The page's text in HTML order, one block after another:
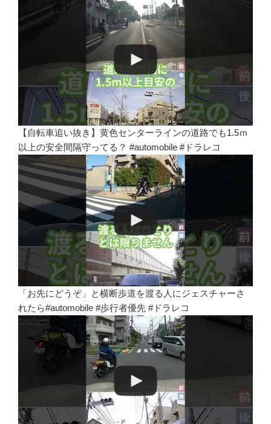
【自転車追い抜き】黄色センターラインの道路でも1.5ｍ
以上の安全間隔守ってる？ #automobile #ドラレコ
「お先にどうぞ」と横断歩道を渡る人にジェスチャーさ
れたら#automobile #歩行者優先 #ドラレコ